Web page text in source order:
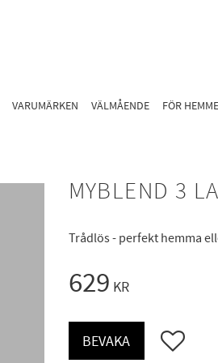
VARUMÄRKEN VÄLMÅENDE FÖR
MYBLEND 3
Trådlös - perfekt hemma
629 KR
Lägg till i
BEVAKA